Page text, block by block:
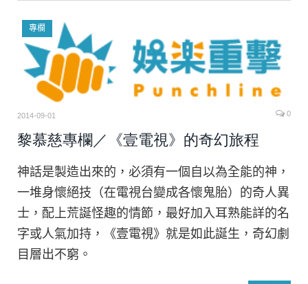
專欄
2014-09-01 0
黎慕慈專欄／《壹電視》的奇幻旅程
神話是製造出來的，必須有一個自以為全能的神，
一堆身懷絕技（在電視台變成各懷鬼胎）的奇人異
士，配上荒誕怪趣的情節，最好加入耳熟能詳的名
字或人氣加持，《壹電視》就是如此誕生，奇幻劇
目層出不窮。